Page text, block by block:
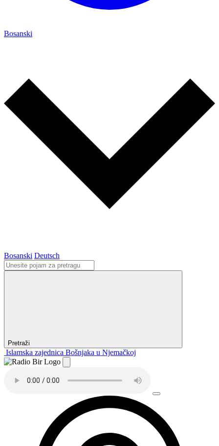
Bosanski
Bosanski Deutsch
Pretraži
Islamska zajednica Bošnjaka u Njemačkoj